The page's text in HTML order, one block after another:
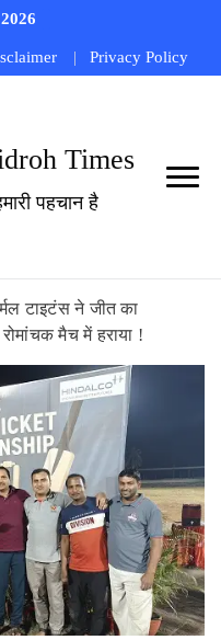
Privacy Policy
Times
पहचान है
टाइटंस ने जीत का
मैच में हराया !